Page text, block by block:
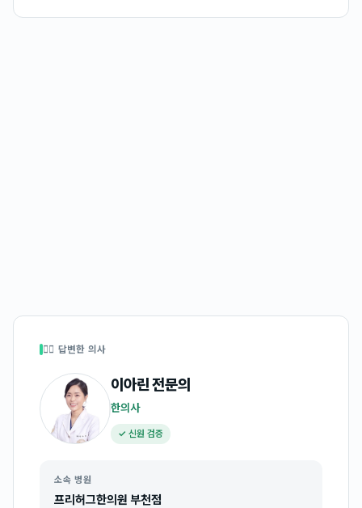
👩‍⚕️ 답변한 의사
이아린전문의
한의사
✓ 신원 검증
소속 병원
프리허그한의원 부천점